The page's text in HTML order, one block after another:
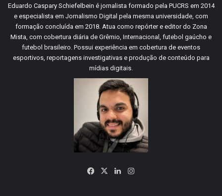
Eduardo Caspary Schiefelbein é jornalista formado pela PUCRS em 2014
e especialista em Jornalismo Digital pela mesma universidade, com
formação concluída em 2018. Atua como repórter e editor do Zona
Mista, com cobertura diária de Grêmio, Internacional, futebol gaúcho e
futebol brasileiro. Possui experiência em cobertura de eventos
esportivos, reportagens investigativas e produção de conteúdo para
mídias digitais.
Facebook
X LinkedinInstagram